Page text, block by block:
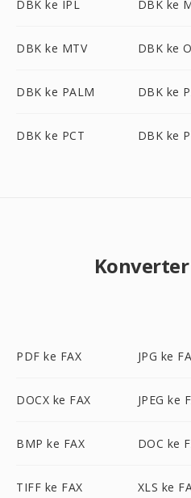
DBK ke IPL DBK ke
DBK ke MTV DBK ke
DBK ke PALM DBK ke
DBK ke PCT DBK ke
PDF ke FAX JPG ke
DOCX ke FAX JPEG ke
BMP ke FAX DOC ke
TIFF ke FAX XLS ke